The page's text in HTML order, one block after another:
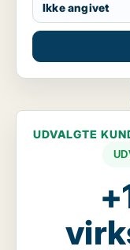
Ikke angivet
UDVALGTE